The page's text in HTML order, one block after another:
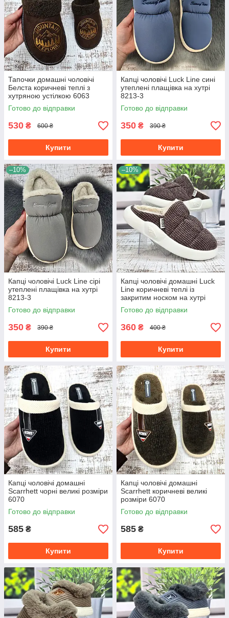
Тапочки домашні чоловічі
Белста коричневі теплі з
хутряною устілкою 6063
Готово до відправки
530 ₴ 600 ₴
Купити
Капці чоловічі Luck Line сині
утеплені плащівка на хутрі
8213-3
Готово до відправки
350 ₴ 390 ₴
Купити
–10%
Капці чоловічі Luck Line сірі
утеплені плащівка на хутрі
8213-3
Готово до відправки
350 ₴ 390 ₴
Купити
–10%
Капці чоловічі домашні Luck
Line коричневі теплі із
закритим носком на хутрі
6048
Готово до відправки
360 ₴ 400 ₴
Купити
Капці чоловічі домашні
Scarrhett чорні великі розміри
6070
Готово до відправки
585 ₴
Купити
Капці чоловічі домашні
Scarrhett коричневі великі
розміри 6070
Готово до відправки
585 ₴
Купити